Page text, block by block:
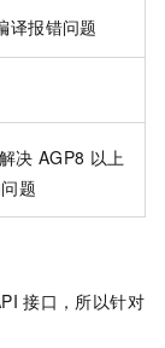
译报错问题
决 AGP8 以上
题
接口，所以针对